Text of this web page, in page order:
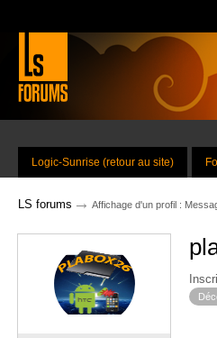
Logic-Sunrise (retour au site)
LS forums → Affichage d'un profil :